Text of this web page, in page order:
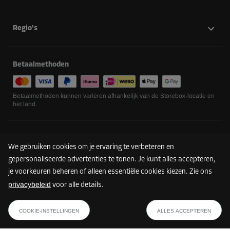
We gebruiken cookies om je ervaring te verbeteren en
gepersonaliseerde advertenties te tonen. Je kunt alles accepteren,
je voorkeuren beheren of alleen essentiële cookies kiezen. Zie ons
privacybeleid voor alle details.
COOKIE-INSTELLINGEN ALLES ACCEPTEREN
Regio's
Betaalmethoden
Betaalmethoden kunnen variëren afhankelijk van de Storebox-locatie en
het land.